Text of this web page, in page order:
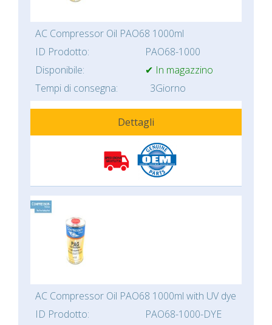
AC Compressor Oil PAO68 1000ml
ID Prodotto:
PAO68-1000
Disponibile:
✔ In magazzino
Tempi di consegna:
3Giorno
Dettagli
AC Compressor Oil PAO68 1000ml with UV dye
ID Prodotto:
PAO68-1000-DYE